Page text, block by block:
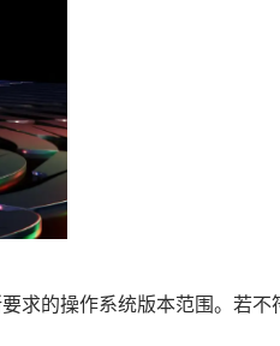
求的操作系统版本范围。若不